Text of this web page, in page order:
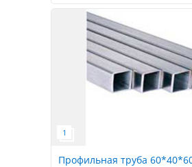
Профильная труба